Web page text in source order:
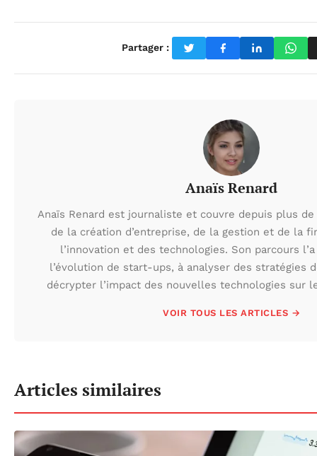
Partager :
Anaïs Renard
Anaïs Renard est journaliste et couvre depuis plus
de la création d’entreprise, de la gestion et de la
l’innovation et des technologies. Son parcours
l’évolution de start-ups, à analyser des stratégies
décrypter l’impact des nouvelles technologies sur
VOIR TOUS LES ARTICLES →
Articles similaires